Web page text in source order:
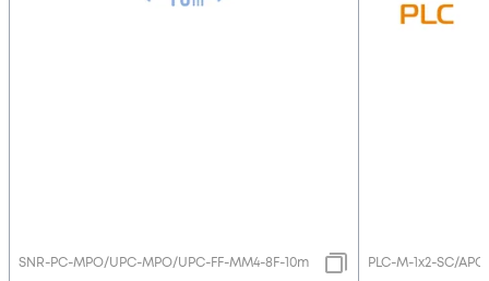
SNR-PC-MPO/UPC-MPO/UPC-FF-MM4-8F-10m PLC-M-1x2-SC/APC